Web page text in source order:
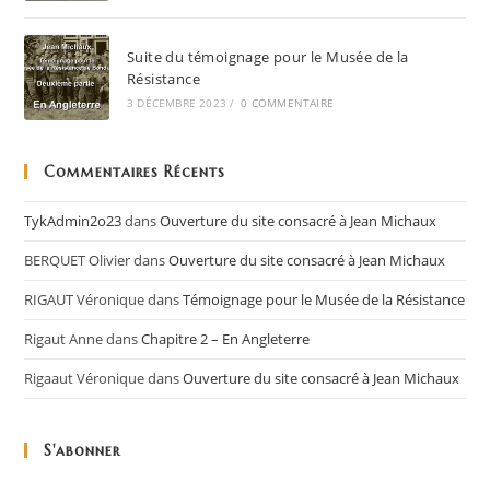
Suite du témoignage pour le Musée de la
Résistance
3 DÉCEMBRE 2023 / 0 COMMENTAIRE
Commentaires Récents
TykAdmin2o23dansOuverture du site consacré à Jean Michaux
BERQUET OlivierdansOuverture du site consacré à Jean Michaux
RIGAUT VéroniquedansTémoignage pour le Musée de la Résistance
Rigaut AnnedansChapitre 2 – En Angleterre
Rigaaut VéroniquedansOuverture du site consacré à Jean Michaux
S'abonner